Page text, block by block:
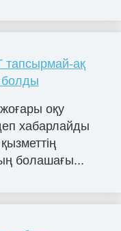
тапсырмай-ақ
болды
оқу
хабарлайды
болашағы...